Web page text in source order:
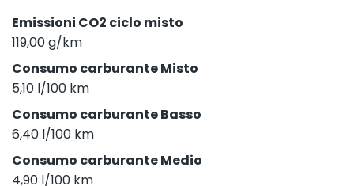
Emissioni CO2 ciclo misto
119,00 g/km
Consumo carburante Misto
5,10 l/100 km
Consumo carburante Basso
6,40 l/100 km
Consumo carburante Medio
4,90 l/100 km